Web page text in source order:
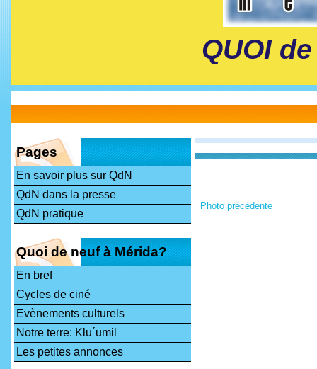
QUOI
Pages
En savoir plus sur QdN
QdN dans la presse
QdN pratique
Quoi de neuf à Mérida?
En bref
Cycles de ciné
Evènements culturels
Notre terre: Klu´umil
Les petites annonces
Photo précédente